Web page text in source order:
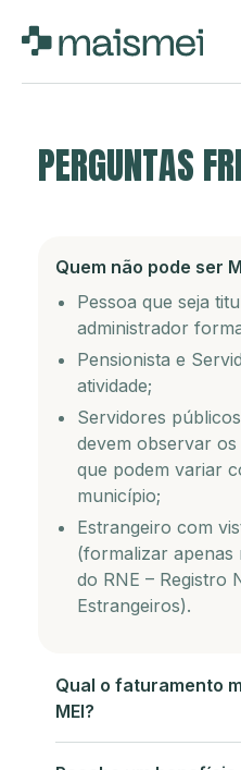
PERGUNTAS
Quem não pode ser
Pessoa que seja
administrador
Pensionista e
atividade;
Servidores
devem observar
que podem variar
município;
Estrangeiro com
(formalizar apenas
do RNE – Registro
Estrangeiros).
Qual o faturamento
MEI?